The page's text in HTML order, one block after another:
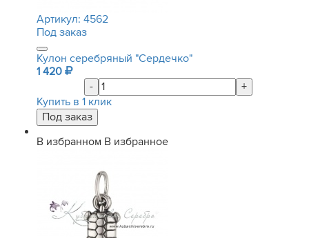
Артикул: 4562
Под заказ
Кулон серебряный "Сердечко"
1 420
-
+
Купить в 1 клик
В избранном В избранное